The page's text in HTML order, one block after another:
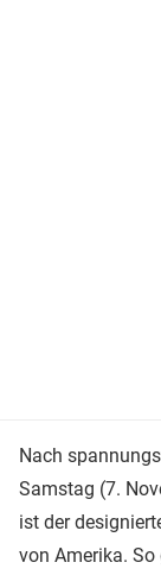
Nach
Samstag (7.
ist der
von Amerika.